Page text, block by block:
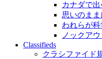
カナダで出
思いのま
われらが科
ノックア
Classifieds
クラシファイド